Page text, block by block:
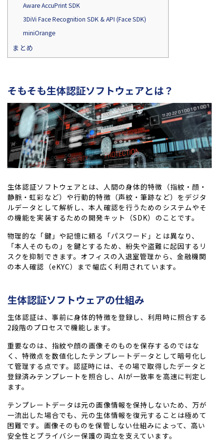
Aware AccuPrint SDK
3DiVi Face Recognition SDK & API (Face SDK)
miniOrange
まとめ
そもそも生体認証ソフトウェアとは？
生体認証ソフトウェアとは、人間の身体的特徴（指紋・顔・
静脈・虹彩など）や行動的特徴（声紋・筆跡など）をデジタ
ルデータとして解析し、本人確認を行うためのシステムやそ
の機能を実装するための開発キット（SDK）のことです。
物理的な「鍵」や記憶に頼る「パスワード」とは異なり、
「本人そのもの」を鍵とするため、紛失や盗難に起因するリ
スクを抑制できます。オフィスの入退室管理から、金融機関
の本人確認（eKYC）まで幅広く利用されています。
生体認証ソフトウェアの仕組み
生体認証は、事前に身体的特徴を登録し、利用時に照合する
2段階のプロセスで機能します。
重要なのは、指紋や顔の画像そのものを保存するのではな
く、特徴点を数値化したテンプレートデータとして暗号化し
て管理する点です。認証時には、その場で取得したデータと
登録済みテンプレートを照合し、AIが一致率を高速に判定し
ます。
テンプレートデータは元の画像情報を保持しないため、万が
一流出した場合でも、元の生体情報を復元することは極めて
困難です。画像そのものを保管しない仕組みによって、高い
安全性とプライバシー保護の両立を支えています。